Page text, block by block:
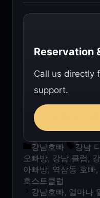
Reservation
Call us directly
support.
카테고리
강남호빠 태그
강남
오빠방, 강남 클럽,
아빠방, 역삼동 호빠,
호스트클럽
강남호빠, 얼마나